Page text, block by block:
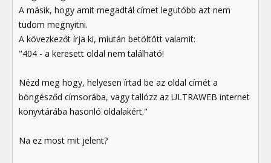
A másik, hogy amit megadtál címet legutóbb azt nem
tudom megnyitni.
A kövezkezőt írja ki, miután betöltött valamit:
"404 - a keresett oldal nem található!
Nézd meg hogy, helyesen írtad be az oldal címét a
böngésződ címsorába, vagy tallózz az ULTRAWEB internet
könyvtárába hasonló oldalakért."
Na ez most mit jelent?